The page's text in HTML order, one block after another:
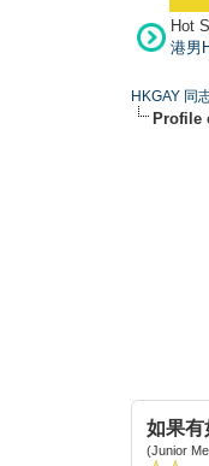
Hot
港男
HKGAY 同
Profile
如果有
(Junior